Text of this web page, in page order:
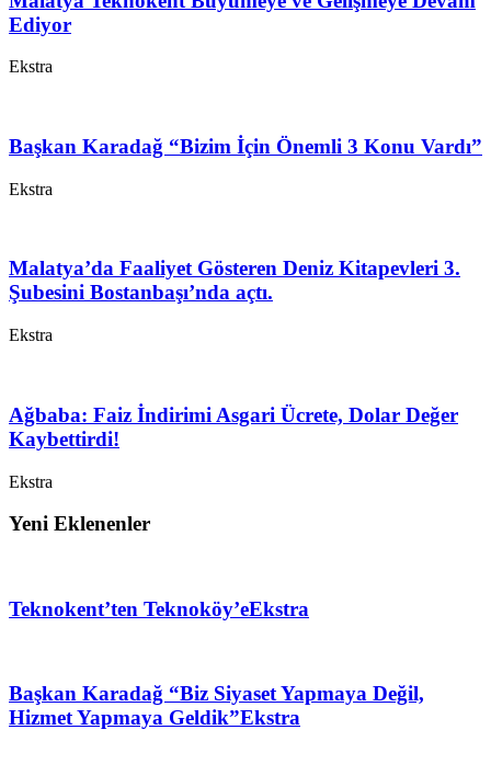
Ediyor
Ekstra
Başkan Karadağ “Bizim İçin Önemli 3 Konu Vardı”
Ekstra
Malatya’da Faaliyet Gösteren Deniz Kitapevleri 3.
Şubesini Bostanbaşı’nda açtı.
Ekstra
Ağbaba: Faiz İndirimi Asgari Ücrete, Dolar Değer
Kaybettirdi!
Ekstra
Yeni Eklenenler
Teknokent’ten Teknoköy’eEkstra
Başkan Karadağ “Biz Siyaset Yapmaya Değil,
Hizmet Yapmaya Geldik”Ekstra